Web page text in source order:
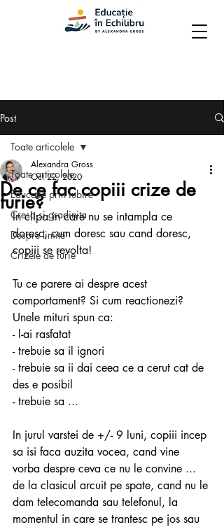
Post
Toate articolele
Educatie prin iubire
Cresa si gradinita
Despre limite
Crizele de furie
Toate articolele
De ce fac copiii crize de
furie?
Alexandra Gross
Oct 22, 2020
In clipa in care nu se intampla ce
doresc, cum doresc sau cand doresc,
copiii se revolta!
Tu ce parere ai despre acest
comportament? Si cum reactionezi?
Unele mituri spun ca:
- l-ai rasfatat
- trebuie sa il ignori
- trebuie sa ii dai ceea ce a cerut cat de
des e posibil
- trebuie sa ...
In jurul varstei de +/- 9 luni, copiii incep
sa isi faca auzita vocea, cand vine
vorba despre ceva ce nu le convine ...
de la clasicul arcuit pe spate, cand nu le
dam telecomanda sau telefonul, la
momentul in care se trantesc pe jos sau